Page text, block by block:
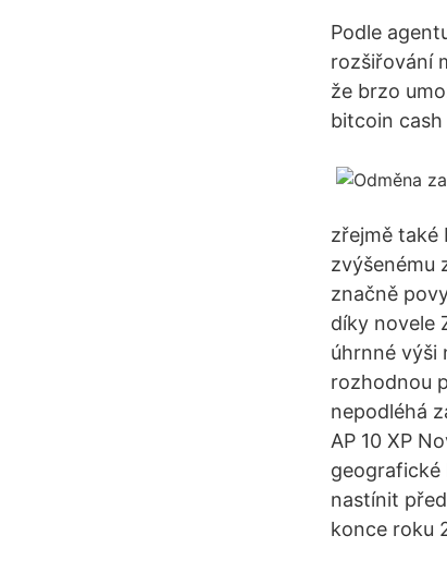
Podle
rozšiřování
že brzo
bitcoin
zřejmě také
zvýšenému
značně
díky novele
úhrnné výši
rozhodnou
nepodléhá
AP 10 XP
geografické
nastínit
konce roku